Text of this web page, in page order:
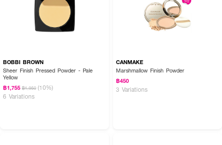
BOBBI BROWN
Sheer Finish Pressed Powder - Pale
Yellow
฿1,755 ฿1,950 (10%)
6 Variations
CANMAKE
Marshmallow Finish Powder
฿450
3 Variations